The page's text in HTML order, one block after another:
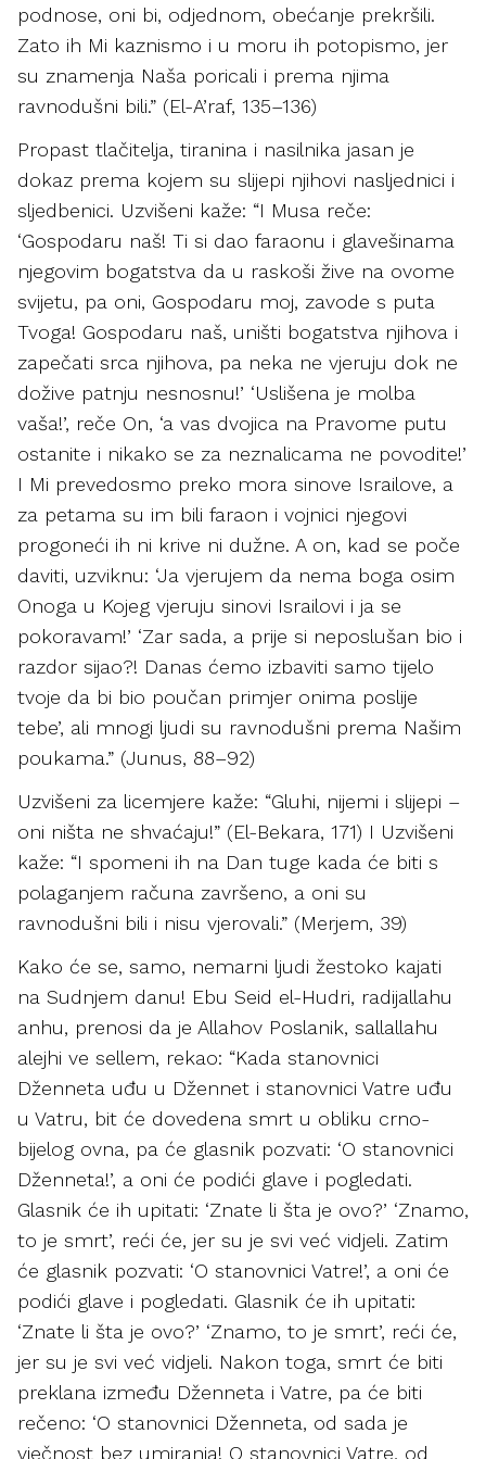
podnose, oni bi, odjednom, obećanje prekršili.
Zato ih Mi kaznismo i u moru ih potopismo, jer
su znamenja Naša poricali i prema njima
ravnodušni bili.” (El-A’raf, 135–136)
Propast tlačitelja, tiranina i nasilnika jasan je
dokaz prema kojem su slijepi njihovi nasljednici i
sljedbenici. Uzvišeni kaže: “I Musa reče:
‘Gospodaru naš! Ti si dao faraonu i glavešinama
njegovim bogatstva da u raskoši žive na ovome
svijetu, pa oni, Gospodaru moj, zavode s puta
Tvoga! Gospodaru naš, uništi bogatstva njihova i
zapečati srca njihova, pa neka ne vjeruju dok ne
dožive patnju nesnosnu!’ ‘Uslišena je molba
vaša!’, reče On, ‘a vas dvojica na Pravome putu
ostanite i nikako se za neznalicama ne povodite!’
I Mi prevedosmo preko mora sinove Israilove, a
za petama su im bili faraon i vojnici njegovi
progoneći ih ni krive ni dužne. A on, kad se poče
daviti, uzviknu: ‘Ja vjerujem da nema boga osim
Onoga u Kojeg vjeruju sinovi Israilovi i ja se
pokoravam!’ ‘Zar sada, a prije si neposlušan bio i
razdor sijao?! Danas ćemo izbaviti samo tijelo
tvoje da bi bio poučan primjer onima poslije
tebe’, ali mnogi ljudi su ravnodušni prema Našim
poukama.” (Junus, 88–92)
Uzvišeni za licemjere kaže: “Gluhi, nijemi i slijepi –
oni ništa ne shvaćaju!” (El-Bekara, 171) I Uzvišeni
kaže: “I spomeni ih na Dan tuge kada će biti s
polaganjem računa završeno, a oni su
ravnodušni bili i nisu vjerovali.” (Merjem, 39)
Kako će se, samo, nemarni ljudi žestoko kajati
na Sudnjem danu! Ebu Seid el-Hudri, radijallahu
anhu, prenosi da je Allahov Poslanik, sallallahu
alejhi ve sellem, rekao: “Kada stanovnici
Dženneta uđu u Džennet i stanovnici Vatre uđu
u Vatru, bit će dovedena smrt u obliku crno-
bijelog ovna, pa će glasnik pozvati: ‘O stanovnici
Dženneta!’, a oni će podići glave i pogledati.
Glasnik će ih upitati: ‘Znate li šta je ovo?’ ‘Znamo,
to je smrt’, reći će, jer su je svi već vidjeli. Zatim
će glasnik pozvati: ‘O stanovnici Vatre!’, a oni će
podići glave i pogledati. Glasnik će ih upitati:
‘Znate li šta je ovo?’ ‘Znamo, to je smrt’, reći će,
jer su je svi već vidjeli. Nakon toga, smrt će biti
preklana između Dženneta i Vatre, pa će biti
rečeno: ‘O stanovnici Dženneta, od sada je
vječnost bez umiranja! O stanovnici Vatre, od